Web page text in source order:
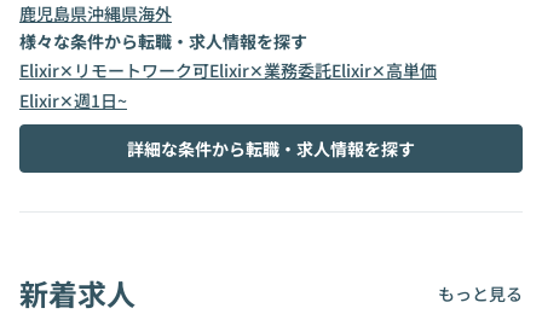
鹿児島県沖縄県海外
様々な条件から転職・求人情報を探す
Elixir✕リモートワーク可Elixir✕業務委託Elixir✕高単価
Elixir✕週1日~
詳細な条件から転職・求人情報を探す
新着求人 もっと見る